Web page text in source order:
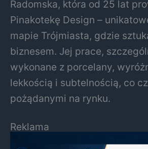
Radomska, która od 25 lat
Pinakotekę Design –
mapie Trójmiasta, gdzie
biznesem. Jej prace,
wykonane z porcelany,
lekkością i subtelnością, co
pożądanymi na rynku.
Reklama